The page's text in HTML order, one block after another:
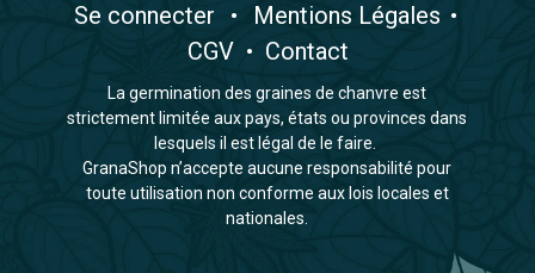
​Se connecter • ​Mentions Légales •
CGV• Contact
La germination des graines de chanvre est
strictement limitée aux pays, états ou provinces dans
lesquels il est légal de le faire.
GranaShop n’accepte aucune responsabilité pour
toute utilisation non conforme aux lois locales et
nationales.